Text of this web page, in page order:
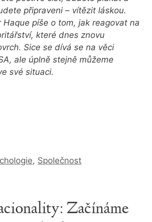
připraveni – vítězit láskou.
Haque píše o tom, jak reagovat na
které dnes znovu
Sice se dívá se na věci
ale úplně stejně můžeme
své situaci.
, Společnost
Začínáme